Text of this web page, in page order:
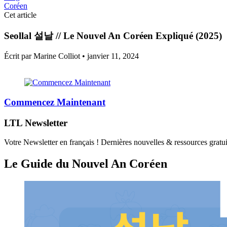
Coréen
Cet article
Seollal 설날 // Le Nouvel An Coréen Expliqué (2025)
Écrit par Marine Colliot • janvier 11, 2024
Commencez Maintenant
LTL Newsletter
Votre Newsletter en français ! Dernières nouvelles & ressources
Le Guide du Nouvel An Coréen